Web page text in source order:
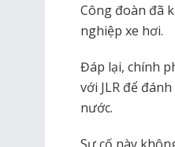
Công đoàn đã
nghiệp xe hơi.
Đáp lại, chính
với JLR để
nước.